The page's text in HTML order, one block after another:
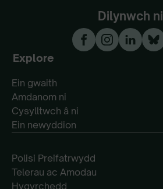
Dilynwch ni
Explore
Ein gwaith
Amdanom ni
Cysylltwch â ni
Ein newyddion
Polisi Preifatrwydd
Telerau ac Amodau
Hygyrchedd